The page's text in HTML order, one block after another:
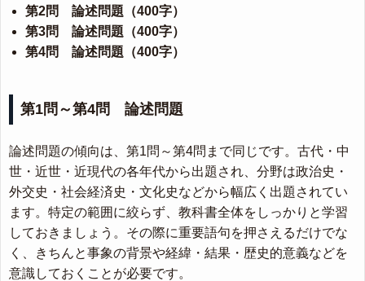
第2問 論述問題（400字）
第3問 論述問題（400字）
第4問 論述問題（400字）
第1問～第4問 論述問題
論述問題の傾向は、第1問～第4問まで同じです。古代・中
世・近世・近現代の各年代から出題され、分野は政治史・
外交史・社会経済史・文化史などから幅広く出題されてい
ます。特定の範囲に絞らず、教科書全体をしっかりと学習
しておきましょう。その際に重要語句を押さえるだけでな
く、きちんと事象の背景や経緯・結果・歴史的意義などを
意識しておくことが必要です。